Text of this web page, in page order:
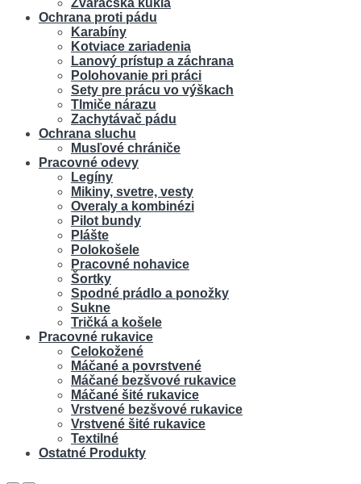
Zváračská kukla
Ochrana proti pádu
Karabíny
Kotviace zariadenia
Lanový prístup a záchrana
Polohovanie pri práci
Sety pre prácu vo výškach
Tlmiče nárazu
Zachytávač pádu
Ochrana sluchu
Musľové chrániče
Pracovné odevy
Legíny
Mikiny, svetre, vesty
Overaly a kombinézi
Pilot bundy
Plášte
Polokošele
Pracovné nohavice
Šortky
Spodné prádlo a ponožky
Sukne
Tričká a košele
Pracovné rukavice
Celokožené
Máčané a povrstvené
Máčané bezšvové rukavice
Máčané šité rukavice
Vrstvené bezšvové rukavice
Vrstvené šité rukavice
Textilné
Ostatné Produkty